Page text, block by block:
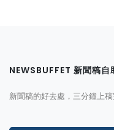
NEWSBUFFET 新聞稿自
新聞稿的好去處，三分鐘上